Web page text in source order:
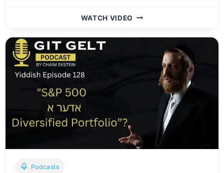
WATCH VIDEO EPISODE
OVERCOMING
OVERWHELM
CONTROL
Podcasts